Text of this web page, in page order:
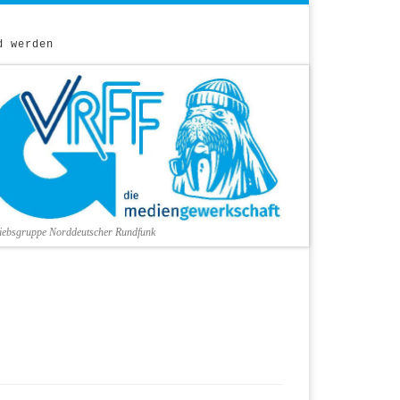
werden
Norddeutscher Rundfunk